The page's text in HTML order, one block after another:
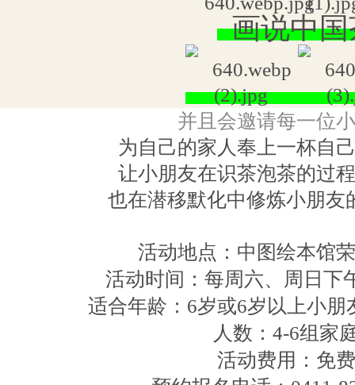
画说中国
并且会邀请每一位
为自己的家人奉上一杯自
让小朋友在识茶泡茶的过
也在潜移默化中修炼小朋友
活动地点：中图绘本馆
活动时间：每周六、周日下
适合年龄：6岁或6岁以上小朋
人数：4-6组家
活动费用：免费